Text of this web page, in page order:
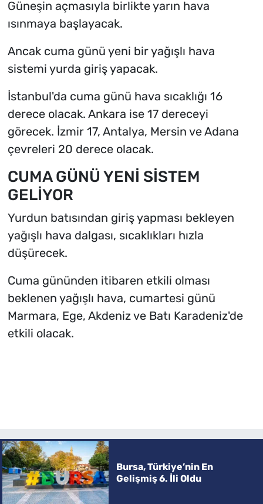
Güneşin açmasıyla birlikte yarın hava
ısınmaya başlayacak.
Ancak cuma günü yeni bir yağışlı hava
sistemi yurda giriş yapacak.
İstanbul'da cuma günü hava sıcaklığı 16
derece olacak. Ankara ise 17 dereceyi
görecek. İzmir 17, Antalya, Mersin ve Adana
çevreleri 20 derece olacak.
CUMA GÜNÜ YENİ SİSTEM
GELİYOR
Yurdun batısından giriş yapması bekleyen
yağışlı hava dalgası, sıcaklıkları hızla
düşürecek.
Cuma gününden itibaren etkili olması
beklenen yağışlı hava, cumartesi günü
Marmara, Ege, Akdeniz ve Batı Karadeniz'de
etkili olacak.
Bursa, Türkiye’nin En
Gelişmiş 6. İli Oldu